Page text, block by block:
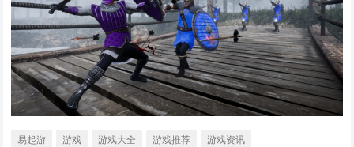
易起游 游戏 游戏大全 游戏推荐 游戏资讯